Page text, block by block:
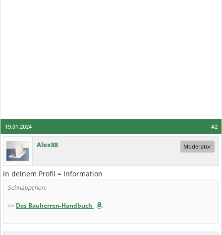
#2
19.01.2024
Alex88 Moderator
in deinem Profil = Information
Schnäppchen:
>> Das Bauherren-Handbuch